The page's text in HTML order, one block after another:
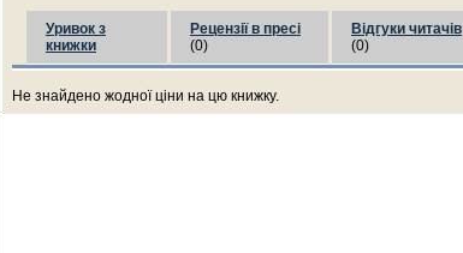
Уривок з
книжки
Рецензії в пресі
(0)
Відгуки читачів
(0)
Не знайдено жодної ціни на цю книжку.